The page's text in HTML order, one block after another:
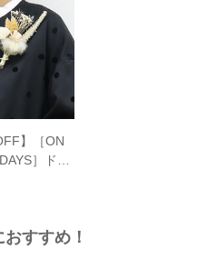
】［ON
］ドラ
ブローチ
ャルプライ
すすめ！